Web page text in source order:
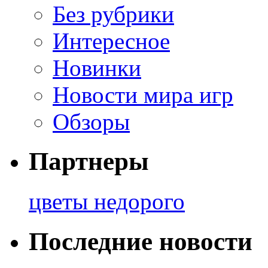
Без рубрики
Интересное
Новинки
Новости мира игр
Обзоры
Партнеры
цветы недорого
Последние новости